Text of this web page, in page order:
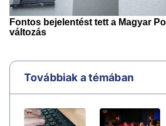
Továbbiak a témában